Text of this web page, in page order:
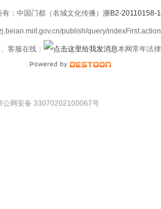
有：中国门都（名城文化传播） 浙B2-20110158-1
publish/query/indexFirst.action
客服在线： 本网常年法
公网安备 33070202100067号